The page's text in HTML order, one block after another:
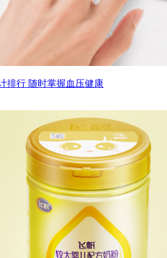
排行 随时掌握血压健康